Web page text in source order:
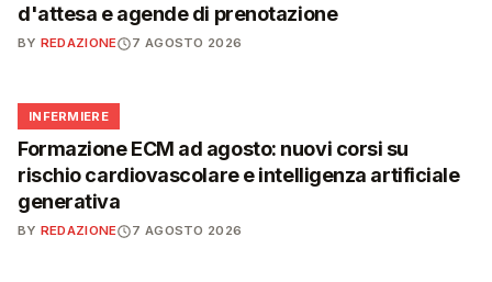
d'attesa e agende di prenotazione
BY REDAZIONE 7 AGOSTO 2026
🩺
INFERMIERE
Formazione ECM ad agosto: nuovi corsi su
rischio cardiovascolare e intelligenza artificiale
generativa
BY REDAZIONE 7 AGOSTO 2026